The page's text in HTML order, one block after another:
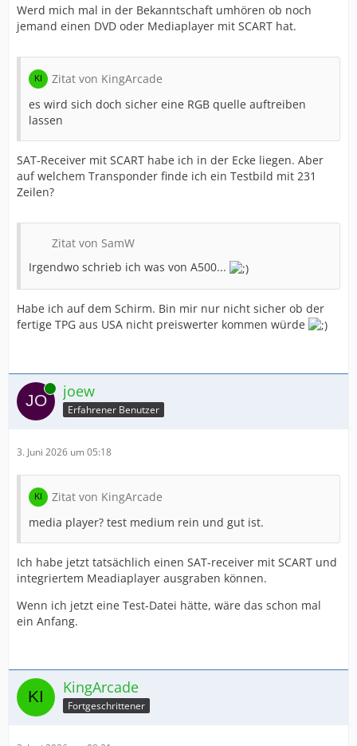
Werd mich mal in der Bekanntschaft umhören ob noch
jemand einen DVD oder Mediaplayer mit SCART hat.
Zitat von KingArcade
es wird sich doch sicher eine RGB quelle auftreiben
lassen
SAT-Receiver mit SCART habe ich in der Ecke liegen. Aber
auf welchem Transponder finde ich ein Testbild mit 231
Zeilen?
Zitat von SamW
Irgendwo schrieb ich was von A500...
Habe ich auf dem Schirm. Bin mir nur nicht sicher ob der
fertige TPG aus USA nicht preiswerter kommen würde
Online joew
Erfahrener Benutzer
3. Juni 2026 um 05:18
Zitat von KingArcade
media player? test medium rein und gut ist.
Ich habe jetzt tatsächlich einen SAT-receiver mit SCART und
integriertem Meadiaplayer ausgraben können.
Wenn ich jetzt eine Test-Datei hätte, wäre das schon mal
ein Anfang.
KingArcade
Fortgeschrittener